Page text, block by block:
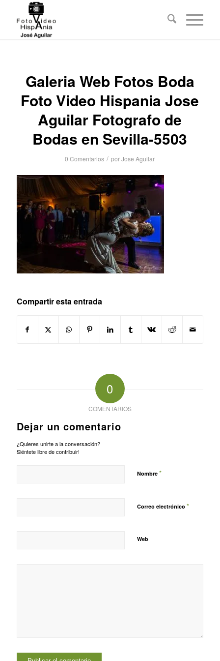
Galeria Web Fotos Boda
Foto Video Hispania Jose
Aguilar Fotografo de
Bodas en Sevilla-5503
0 Comentarios / porJose Aguilar
Compartir esta entrada
0
COMENTARIOS
Dejar un comentario
¿Quieres unirte a la conversación?
Siéntete libre de contribuir!
Nombre *
Correo electrónico *
Web